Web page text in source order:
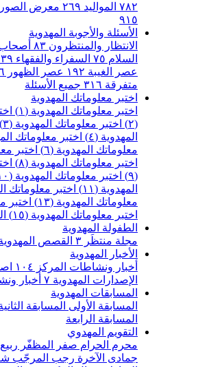
٧٨٢ المواليد ٢٦٩ معرض الصور
٩١٥
الأسئلة والأجوبة المهدوية
الانتظار والمنتظرون ٨٣
السلام ٧٥ السفراء والفقهاء ٣٩
عصر الغيبة ١٩٢ عصر الظهور
متفرقة ٣١٦ جميع الأسئلة
اختبر معلوماتك المهدوية
اختبر معلوماتك المهدوية (١)
(٢)
اختبر معلوماتك المهدوية (٣)
المهدوية (٤)
اختبر معلوماتك
معلوماتك المهدوية (٦)
اختبر
اختبر معلوماتك المهدوية (٨)
(٩)
اختبر معلوماتك المهدوية (١٠)
المهدوية (١١)
اختبر معلوماتك
معلوماتك المهدوية (١٣)
اختبر
اختبر معلوماتك المهدوية (١٥)
الطفولة المهدوية
مجلة منتظَر ٣ القصص
الأخبار المهدوية
أخبار ونشاطات المركز ١٠٤
الإصدارات المهدوية ٧ أخبار
المسابقات المهدوية
المسابقة الأولى المسابقة
المسابقة الرابعة
التقويم المهدوي
محرم الحرام صفر المظفّر
جمادى الآخرة رجب المرجّب